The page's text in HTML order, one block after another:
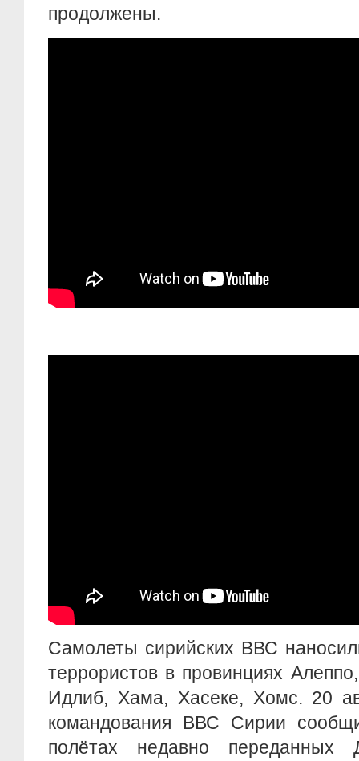
продолжены.
Самолеты сирийских ВВС
террористов в провинциях
Идлиб, Хама, Хасеке, Хомс. 20
командования ВВС Сирии
полётах недавно переданных